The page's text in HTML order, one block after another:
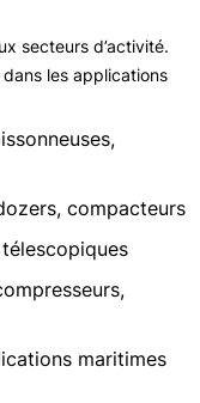
secteurs d’activité.
les applications
compacteurs
maritimes